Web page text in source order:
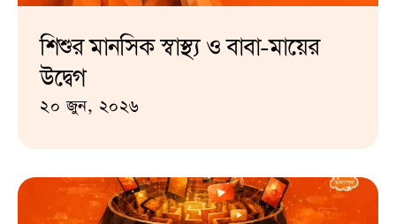
শিশুর মানসিক স্বাস্থ্য ও বাবা-মায়ের
উদ্বেগ
২০ জুন, ২০২৬